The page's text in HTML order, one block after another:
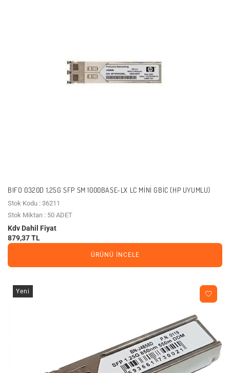
BIFO 0320D 1,25G SFP SM 1000BASE-LX LC MINI GBIC (HP UYUMLU)
Stok Kodu : 36211
Stok Miktarı : 50 ADET
Kdv Dahil Fiyat
879,37 TL
ÜRÜNÜ İNCELE
Yeni